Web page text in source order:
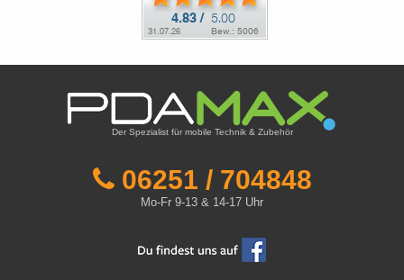
Der Spezialist für mobile Technik & Zubehör
06251 / 704848
Mo-Fr 9-13 & 14-17 Uhr